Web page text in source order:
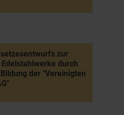
zur
durch
der "Vereinigten